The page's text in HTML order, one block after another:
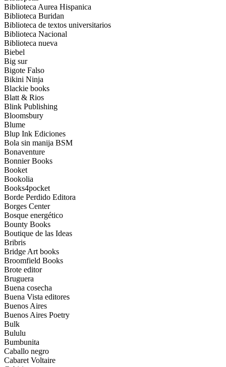
Biblioteca Aurea Hispanica
Biblioteca Buridan
Biblioteca de textos universitarios
Biblioteca Nacional
Biblioteca nueva
Biebel
Big sur
Bigote Falso
Bikini Ninja
Blackie books
Blatt & Rios
Blink Publishing
Bloomsbury
Blume
Blup Ink Ediciones
Bola sin manija BSM
Bonaventure
Bonnier Books
Booket
Bookolia
Books4pocket
Borde Perdido Editora
Borges Center
Bosque energético
Bounty Books
Boutique de las Ideas
Bribris
Bridge Art books
Broomfield Books
Brote editor
Bruguera
Buena cosecha
Buena Vista editores
Buenos Aires
Buenos Aires Poetry
Bulk
Bululu
Bumbunita
Caballo negro
Cabaret Voltaire